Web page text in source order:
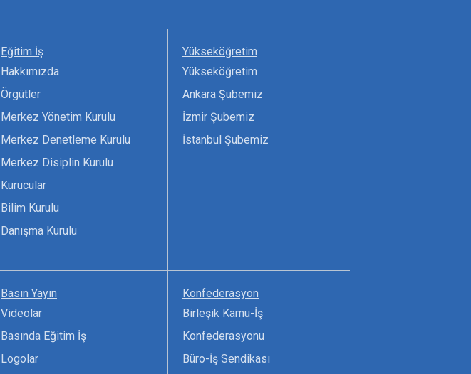
Eğitim İş
Hakkımızda
Örgütler
Merkez Yönetim Kurulu
Merkez Denetleme Kurulu
Merkez Disiplin Kurulu
Kurucular
Bilim Kurulu
Danışma Kurulu
Yükseköğretim
Yükseköğretim
Ankara Şubemiz
İzmir Şubemiz
İstanbul Şubemiz
Basın Yayın
Videolar
Basında Eğitim İş
Logolar
Konfederasyon
Birleşik Kamu-İş
Konfederasyonu
Büro-İş Sendikası